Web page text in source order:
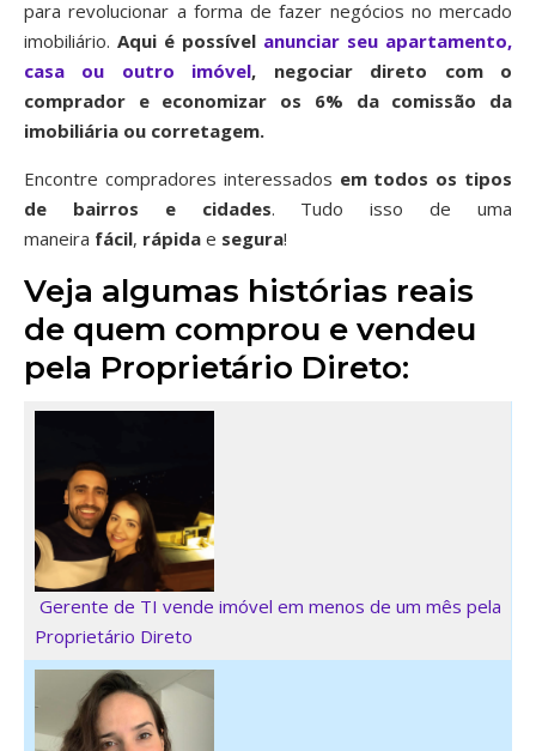
para revolucionar a forma de fazer negócios no mercado
imobiliário. Aqui é possível anunciar seu apartamento,
casa ou outro imóvel, negociar direto com o
comprador e economizar os 6% da comissão da
imobiliária ou corretagem.
Encontre compradores interessados em todos os tipos
de bairros
e cidades. Tudo isso de uma
maneira fácil, rápida e segura!
Veja algumas histórias reais
de quem comprou e vendeu
pela Proprietário Direto:
Gerente de TI vende imóvel em menos de um mês pela
Proprietário Direto